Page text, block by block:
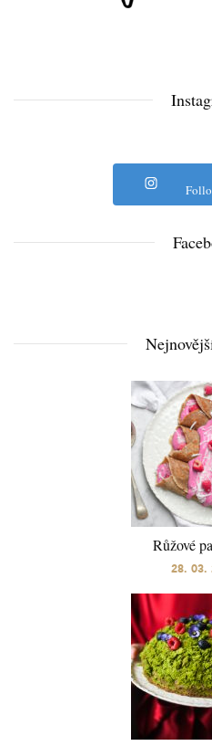
Růžové
28. 03.